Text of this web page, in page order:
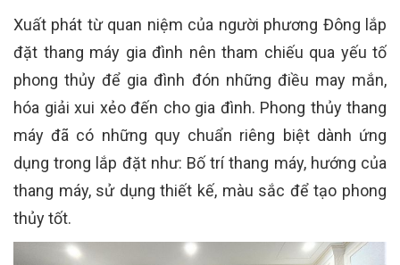
Xuất phát từ quan niệm của người phương Đông lắp
đặt thang máy gia đình nên tham chiếu qua yếu tố
phong thủy để gia đình đón những điều may mắn,
hóa giải xui xẻo đến cho gia đình. Phong thủy thang
máy đã có những quy chuẩn riêng biệt dành ứng
dụng trong lắp đặt như: Bố trí thang máy, hướng của
thang máy, sử dụng thiết kế, màu sắc để tạo phong
thủy tốt.